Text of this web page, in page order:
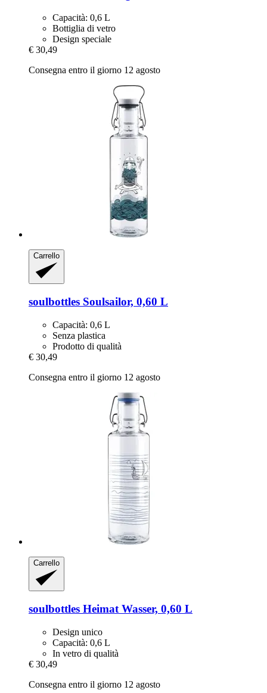
Capacità: 0,6 L
Bottiglia di vetro
Design speciale
€ 30,49
Consegna entro il giorno 12 agosto
Carrello
soulbottles Soulsailor, 0,60 L
Capacità: 0,6 L
Senza plastica
Prodotto di qualità
€ 30,49
Consegna entro il giorno 12 agosto
Carrello
soulbottles Heimat Wasser, 0,60 L
Design unico
Capacità: 0,6 L
In vetro di qualità
€ 30,49
Consegna entro il giorno 12 agosto